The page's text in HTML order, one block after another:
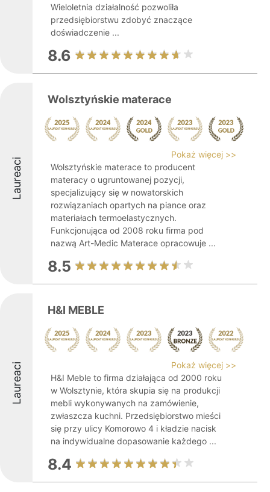
Wieloletnia działalność pozwoliła
przedsiębiorstwu zdobyć znaczące
doświadczenie ...
8.6
Laureaci
Wolsztyńskie materace
Pokaż więcej >>
Wolsztyńskie materace to producent
materacy o ugruntowanej pozycji,
specjalizujący się w nowatorskich
rozwiązaniach opartych na piance oraz
materiałach termoelastycznych.
Funkcjonująca od 2008 roku firma pod
nazwą Art-Medic Materace opracowuje ...
8.5
Laureaci
H&I MEBLE
Pokaż więcej >>
H&I Meble to firma działająca od 2000 roku
w Wolsztynie, która skupia się na produkcji
mebli wykonywanych na zamówienie,
zwłaszcza kuchni. Przedsiębiorstwo mieści
się przy ulicy Komorowo 4 i kładzie nacisk
na indywidualne dopasowanie każdego ...
8.4